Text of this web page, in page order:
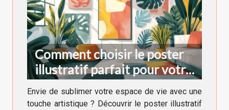
Comment choisir le poster
illustratif parfait pour votre
décoration intérieure
Envie de sublimer votre espace de vie avec une
touche artistique ? Découvrir le poster illustratif